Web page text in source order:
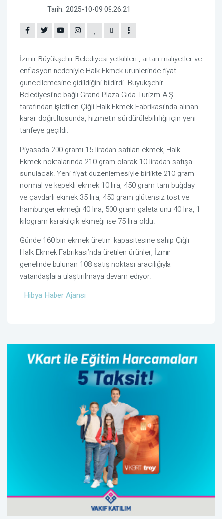
Tarih: 2025-10-09 09:26:21
İzmir Büyükşehir Belediyesi yetkilileri , artan maliyetler ve
enflasyon nedeniyle Halk Ekmek ürünlerinde fiyat
güncellemesine gidildiğini bildirdi. Büyükşehir
Belediyesi’ne bağlı Grand Plaza Gıda Turizm A.Ş.
tarafından işletilen Çiğli Halk Ekmek Fabrikası’nda alınan
karar doğrultusunda, hizmetin sürdürülebilirliği için yeni
tarifeye geçildi.
Piyasada 200 gramı 15 liradan satılan ekmek, Halk
Ekmek noktalarında 210 gram olarak 10 liradan satışa
sunulacak. Yeni fiyat düzenlemesiyle birlikte 210 gram
normal ve kepekli ekmek 10 lira, 450 gram tam buğday
ve çavdarlı ekmek 35 lira, 450 gram glütensiz tost ve
hamburger ekmeği 40 lira, 500 gram galeta unu 40 lira, 1
kilogram karakılçık ekmeği ise 75 lira oldu.
Günde 160 bin ekmek üretim kapasitesine sahip Çiğli
Halk Ekmek Fabrikası’nda üretilen ürünler, İzmir
genelinde bulunan 108 satış noktası aracılığıyla
vatandaşlara ulaştırılmaya devam ediyor.
Hibya Haber Ajansı